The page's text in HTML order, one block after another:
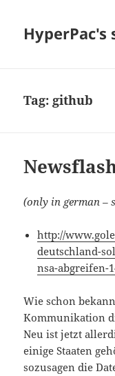
HyperPac's
Tag: github
(only in german –
http://
deutschland-
nsa-abgreifen-
Wie schon
Kommunikation
Neu ist jetzt
einige Staaten
sozusagen die